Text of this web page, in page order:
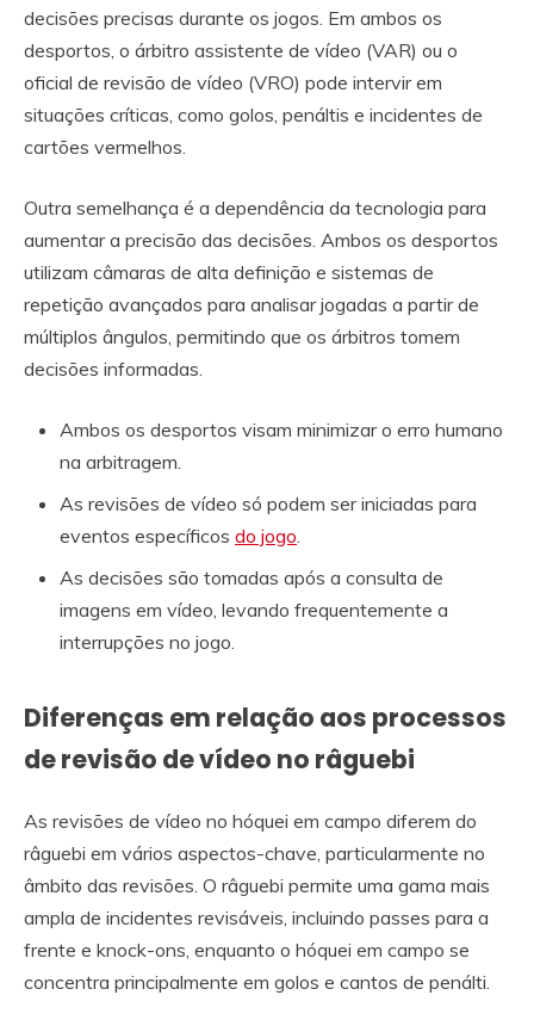
decisões precisas durante os jogos. Em ambos os
desportos, o árbitro assistente de vídeo (VAR) ou o
oficial de revisão de vídeo (VRO) pode intervir em
situações críticas, como golos, penáltis e incidentes de
cartões vermelhos.
Outra semelhança é a dependência da tecnologia para
aumentar a precisão das decisões. Ambos os desportos
utilizam câmaras de alta definição e sistemas de
repetição avançados para analisar jogadas a partir de
múltiplos ângulos, permitindo que os árbitros tomem
decisões informadas.
Ambos os desportos visam minimizar o erro humano
na arbitragem.
As revisões de vídeo só podem ser iniciadas para
eventos específicos do jogo.
As decisões são tomadas após a consulta de
imagens em vídeo, levando frequentemente a
interrupções no jogo.
Diferenças em relação aos processos
de revisão de vídeo no râguebi
As revisões de vídeo no hóquei em campo diferem do
râguebi em vários aspectos-chave, particularmente no
âmbito das revisões. O râguebi permite uma gama mais
ampla de incidentes revisáveis, incluindo passes para a
frente e knock-ons, enquanto o hóquei em campo se
concentra principalmente em golos e cantos de penálti.